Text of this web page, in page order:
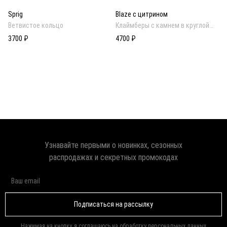
Sprig
Ветвистое кольцо
3700 ₽
Blaze с цитрином
Клаймберы с камнем в круглой
огранке в золотом покрытии
4700 ₽
Узнавайте первыми о новинках, сезонных
распродажах и секретных промокодах
Подписаться на рассылку